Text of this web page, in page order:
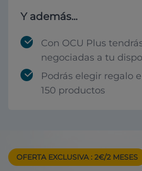
Y además...
Con OCU Plus
negociadas a tu
Podrás elegir regalo
150 productos
OFERTA EXCLUSIVA : 2€/2 MESES